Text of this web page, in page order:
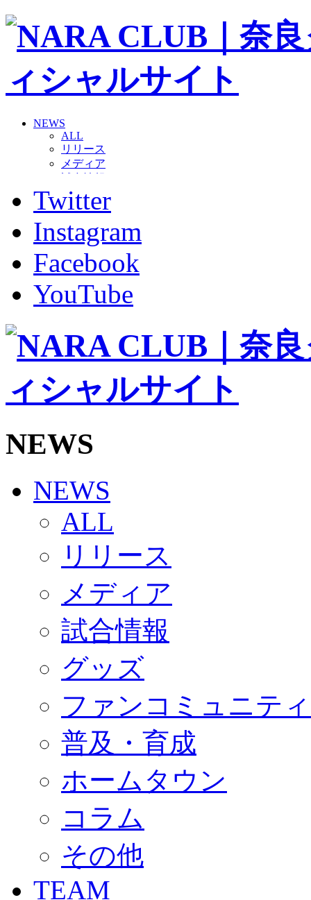
NEWS
ALL
リリース
メディア
グッズ
ファンコミュニティ
ホームタウン
コラム
その他
TEAM
2026/27トップチーム
2026/27トップチームスタッフ
バモス
チアダンススクール
ボランティアチーム「volundeer」
ビクトリーロード
HOMEGAME
観戦ルール＆マナー
Jリーグ運営管理規定
写真・動画使用ガイドライン
SCHEDULE
2026/27
練習見学時のファンサービスについて
TICKET
奈良クラブ明治安田J3リーグ2026/27シーズン試
奈良クラブ明治安田Ｊ3リーグ 2026/27シーズン「
観戦ルール＆マナー
2026/27ファンコミュニティ
サポートショップ
GOODS
オフィシャルストア（実店舗）
オンラインストア
ACADEMY
アカデミーについて
コーチ&スタッフ
ジュニア
ジュニアユース
ユース
練習拠点（ナラディーア）
SCHOOL
CLUB
パートナー募集
クラブ理念
サステナビリティ
Web制作支援
応援プロジェクト
Twitter
Instagram
Facebook
YouTube
NEWS
NEWS
ALL
リリース
メディア
試合情報
グッズ
ファンコミュニティ
普及・育成
ホームタウン
コラム
その他
TEAM